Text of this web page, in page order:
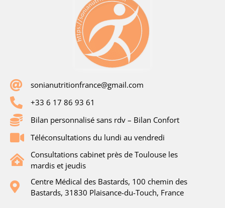
sonianutritionfrance@gmail.com
+33 6 17 86 93 61
Bilan personnalisé sans rdv – Bilan Confort
Téléconsultations du lundi au vendredi
Consultations cabinet près de Toulouse les
mardis et jeudis
Centre Médical des Bastards, 100 chemin des
Bastards, 31830 Plaisance-du-Touch, France